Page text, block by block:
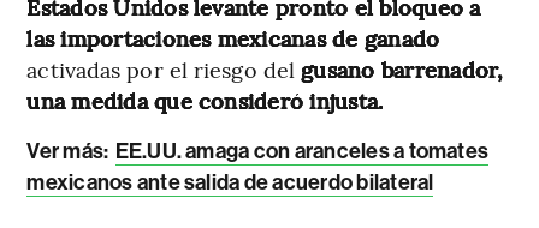
Estados Unidos levante pronto el bloqueo a
las importaciones mexicanas de ganado
activadas por el riesgo del gusano barrenador,
una medida que consideró injusta.
Ver más: EE.UU. amaga con aranceles a tomates
mexicanos ante salida de acuerdo bilateral